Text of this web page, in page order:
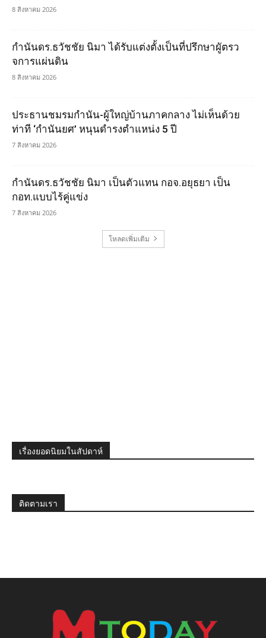
8 สิงหาคม 2026
กำนันดร.ธวัชชัย นิมา ได้รับแต่งตั้งเป็นที่ปรึกษาผูัตรว
จการแผ่นดิน
8 สิงหาคม 2026
ประธานชมรมกำนัน-ผู้ใหญ่บ้านภาคกลาง ไม่เห็นด้วย
ท่าที ‘กำนันยศ’ หนุนดำรงตำแหน่ง 5 ปี
7 สิงหาคม 2026
กำนันดร.ธวัชชัย นิมา เป็นตัวแทน กอจ.อยุธยา เป็น
กอท.แบบไร้คู่แข่ง
7 สิงหาคม 2026
โหลดเพิ่มเติม
เรื่องยอดนิยมในสัปดาห์
ติดตามเรา